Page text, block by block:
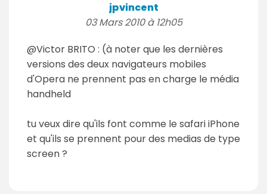
jpvincent
03 Mars 2010 à 12h05
@Victor BRITO : (à noter que les dernières
versions des deux navigateurs mobiles
d'Opera ne prennent pas en charge le média
handheld
tu veux dire qu'ils font comme le safari iPhone
et qu'ils se prennent pour des medias de type
screen ?